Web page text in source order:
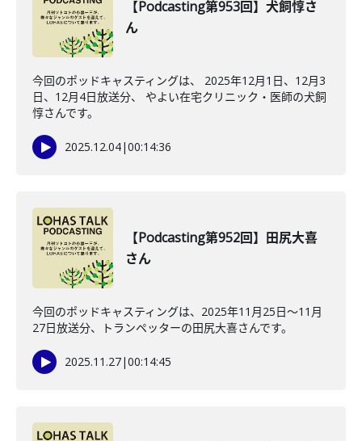
【Podcasting第953回】犬飼惇さ
ん
今回のポッドキャスティングは、 2025年12月1日、12月3
日、12月4日放送分、 やよい在宅クリニック・医師の犬飼
惇さんです。
2025.12.04|00:14:36
【Podcasting第952回】田尻大喜
さん
今回のポッドキャスティングは、2025年11月25日〜11月
27日放送分、トランペッターの田尻大喜さんです。
2025.11.27|00:14:45